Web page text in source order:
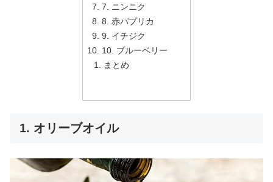
7. ニンニク
8. 赤パプリカ
9. イチジク
10. ブルーベリー
まとめ
1. オリーブオイル